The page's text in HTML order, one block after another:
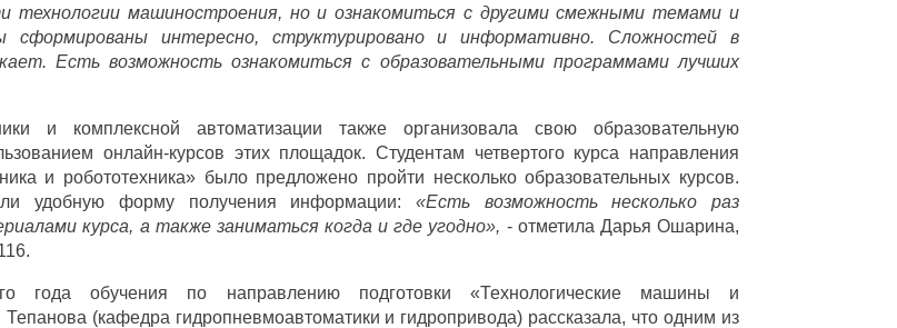
технологии машиностроения, но и ознакомиться с другими смежными темами и
сформированы интересно, структурировано и информативно. Сложностей в
Есть возможность ознакомиться с образовательными программами лучших
и комплексной автоматизации также организовала свою образовательную
онлайн-курсов этих площадок. Студентам четвертого курса направления
и робототехника» было предложено пройти несколько образовательных курсов.
удобную форму получения информации: «Есть возможность несколько раз
курса, а также заниматься когда и где угодно», - отметила Дарья Ошарина,
года обучения по направлению подготовки «Технологические машины и
(кафедра гидропневмоавтоматики и гидропривода) рассказала, что одним из